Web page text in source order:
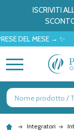
ISCRIVITI
MESE → ✨
Ricerca
Integratori